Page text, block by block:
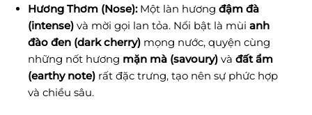
Hương Thơm (Nose):Một làn hương đậm đà
(intense) và mời gọi lan tỏa. Nổi bật là mùi anh
đào đen (dark cherry) mọng nước, quyện cùng
những nốt hương mặn mà (savoury) và đất ẩm
(earthy note) rất đặc trưng, tạo nên sự phức hợp
và chiều sâu.